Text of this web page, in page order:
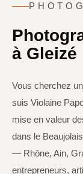
à Gleizé
Vous cherchez un
suis Violaine
mise en valeur
dans le
— Rhône, Ain,
entrepreneurs,